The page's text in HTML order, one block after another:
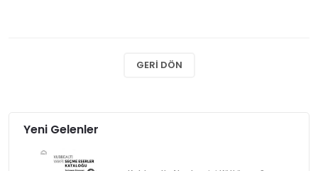
GERI DÖN
Yeni Gelenler